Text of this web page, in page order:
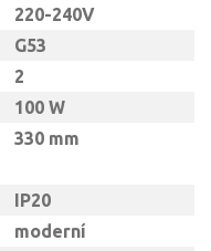
220-240V
G53
2
100 W
330 mm
IP20
moderní